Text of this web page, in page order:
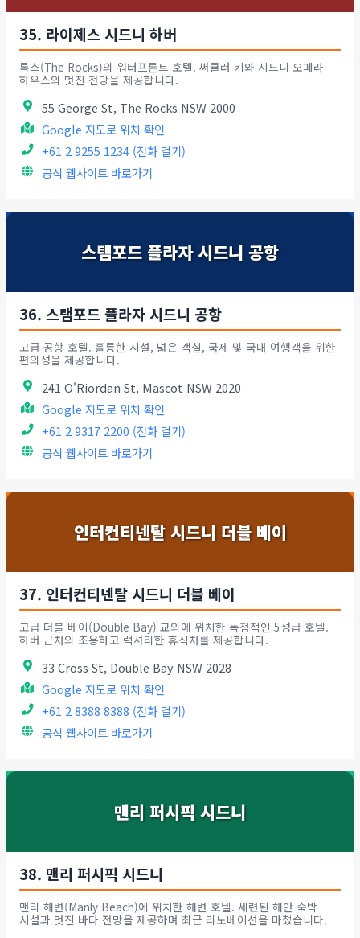
35. 라이제스 시드니 하버
록스(The Rocks)의 워터프론트 호텔. 써큘러 키와 시드니 오페라
하우스의 멋진 전망을 제공합니다.
55 George St, The Rocks NSW 2000
Google 지도로 위치 확인
+61 2 9255 1234 (전화 걸기)
공식 웹사이트 바로가기
스탬포드 플라자 시드니 공항
36. 스탬포드 플라자 시드니 공항
고급 공항 호텔. 훌륭한 시설, 넓은 객실, 국제 및 국내 여행객을 위한
편의성을 제공합니다.
241 O'Riordan St, Mascot NSW 2020
Google 지도로 위치 확인
+61 2 9317 2200 (전화 걸기)
공식 웹사이트 바로가기
인터컨티넨탈 시드니 더블 베이
37. 인터컨티넨탈 시드니 더블 베이
고급 더블 베이(Double Bay) 교외에 위치한 독점적인 5성급 호텔.
하버 근처의 조용하고 럭셔리한 휴식처를 제공합니다.
33 Cross St, Double Bay NSW 2028
Google 지도로 위치 확인
+61 2 8388 8388 (전화 걸기)
공식 웹사이트 바로가기
맨리 퍼시픽 시드니
38. 맨리 퍼시픽 시드니
맨리 해변(Manly Beach)에 위치한 해변 호텔. 세련된 해안 숙박
시설과 멋진 바다 전망을 제공하며 최근 리노베이션을 마쳤습니다.